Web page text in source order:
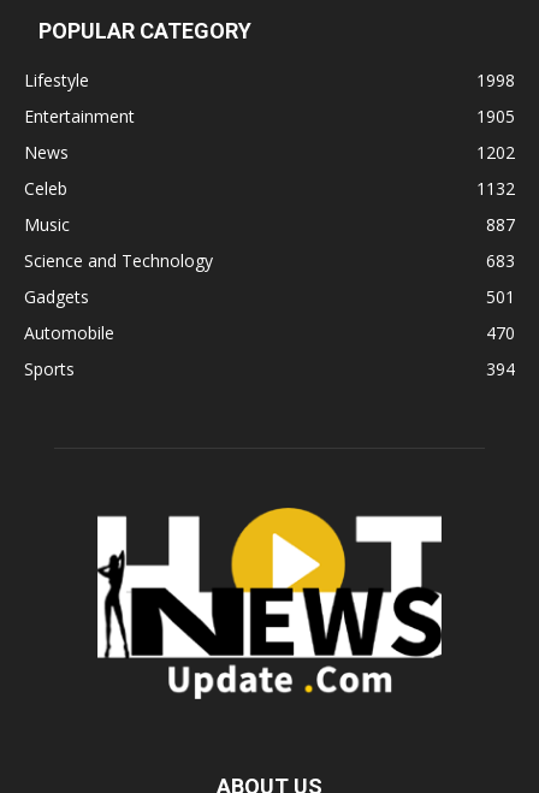
POPULAR CATEGORY
Lifestyle
1998
Entertainment
1905
News
1202
Celeb
1132
Music
887
Science and Technology
683
Gadgets
501
Automobile
470
Sports
394
ABOUT US